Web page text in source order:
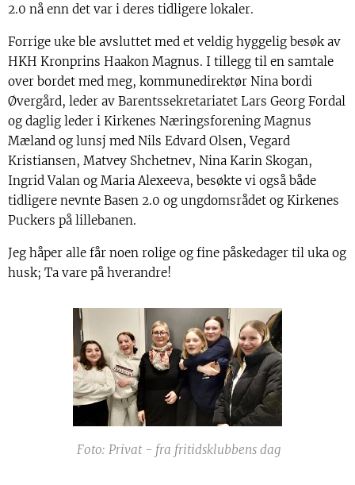
2.0 nå enn det var i deres tidligere lokaler.
Forrige uke ble avsluttet med et veldig hyggelig besøk av
HKH Kronprins Haakon Magnus. I tillegg til en samtale
over bordet med meg, kommunedirektør Nina bordi
Øvergård, leder av Barentssekretariatet Lars Georg Fordal
og daglig leder i Kirkenes Næringsforening Magnus
Mæland og lunsj med Nils Edvard Olsen, Vegard
Kristiansen, Matvey Shchetnev, Nina Karin Skogan,
Ingrid Valan og Maria Alexeeva, besøkte vi også både
tidligere nevnte Basen 2.0 og ungdomsrådet og Kirkenes
Puckers på lillebanen.
Jeg håper alle får noen rolige og fine påskedager til uka og
husk; Ta vare på hverandre!
Foto: Privat - fra fritidsklubbens dag